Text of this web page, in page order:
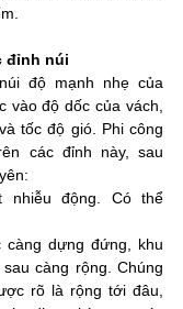
đỉnh núi
độ mạnh nhẹ của
vào độ dốc của vách,
tốc độ gió. Phi công
các đỉnh này, sau
động. Có thể
dựng đứng, khu
càng rộng. Chúng
rõ là rộng tới đâu,